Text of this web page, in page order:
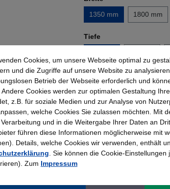
1350 mm
1800 mm
Tiefe
Details
Großfach-Regal
Breite:
1350 mm
Höhe:
2000 mm
Cookies, um unsere Webseite optimal zu
und die Zugriffe auf unsere Website zu
Betrieb der Webseite erforderlich und
Andere Cookies werden zur optimalen Gestaltung
z.B. für soziale Medien und zur Analyse von
welche Cookies Sie zulassen möchten. Mit
und in die Weitergabe Ihrer Daten an
führen diese Informationen möglicherweise mit
Details, welche Cookies wir verwenden, enthält
. Sie können die Cookie-
Zum Impressum